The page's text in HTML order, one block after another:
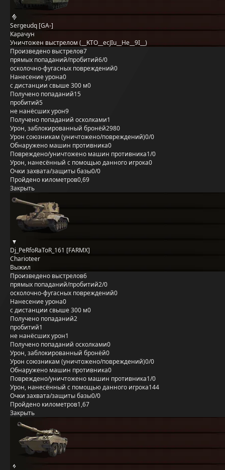
Sergeudq [GA-]
Карачун
Уничтожен выстрелом (__KTO__ecJIu__He__9I__)
Произведено выстрелов7
прямых попаданий/пробитий6/0
осколочно-фугасных повреждений0
Нанесение урона0
с дистанции свыше 300 м0
Получено попаданий15
пробитий5
не нанёсших урон9
Получено попаданий осколками1
Урон, заблокированный бронёй2980
Урон союзникам (уничтожено/повреждений)0/0
Обнаружено машин противника0
Повреждено/уничтожено машин противника1/0
Урон, нанесённый с помощью данного игрока0
Очки захвата/защиты базы0/0
Пройдено километров0,69
Закрыть
Dj_PeRfoRaToR_161 [FARMX]
Charioteer
Выжил
Произведено выстрелов6
прямых попаданий/пробитий2/0
осколочно-фугасных повреждений0
Нанесение урона0
с дистанции свыше 300 м0
Получено попаданий2
пробитий1
не нанёсших урон1
Получено попаданий осколками0
Урон, заблокированный бронёй0
Урон союзникам (уничтожено/повреждений)0/0
Обнаружено машин противника0
Повреждено/уничтожено машин противника1/0
Урон, нанесённый с помощью данного игрока144
Очки захвата/защиты базы0/0
Пройдено километров1,67
Закрыть